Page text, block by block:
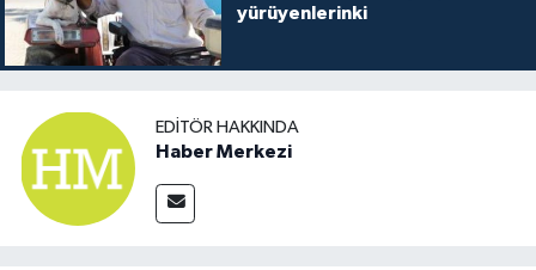
yürüyenlerinki
EDITÖR HAKKINDA
Haber Merkezi